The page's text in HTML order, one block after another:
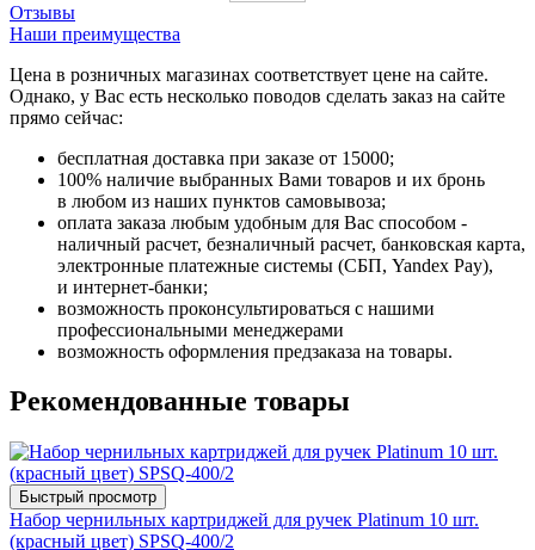
Отзывы
Наши преимущества
Цена в розничных магазинах соответствует цене на сайте.
Однако, у Вас есть несколько поводов сделать заказ на сайте
прямо сейчас:
бесплатная доставка при заказе от 15000;
100% наличие выбранных Вами товаров и их бронь
в любом из наших пунктов самовывоза;
оплата заказа любым удобным для Вас способом -
наличный расчет, безналичный расчет, банковская карта,
электронные платежные системы (СБП, Yandex Pay),
и интернет-банки;
возможность проконсультироваться с нашими
профессиональными менеджерами
возможность оформления предзаказа на товары.
Рекомендованные товары
Быстрый просмотр
Набор чернильных картриджей для ручек Platinum 10 шт.
(красный цвет) SPSQ-400/2